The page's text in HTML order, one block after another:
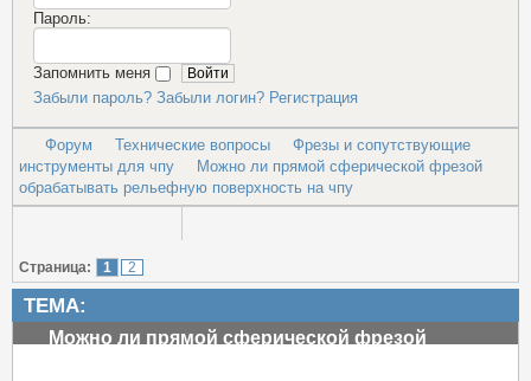
Пароль:
Запомнить меня
Забыли пароль? Забыли логин? Регистрация
Форум Технические вопросы
Фрезы и сопутствующие
инструменты для чпу
Можно ли прямой сферической фрезой
обрабатывать рельефную поверхность на чпу
Страница: 1 2
ТЕМА:
Можно ли прямой сферической фрезой